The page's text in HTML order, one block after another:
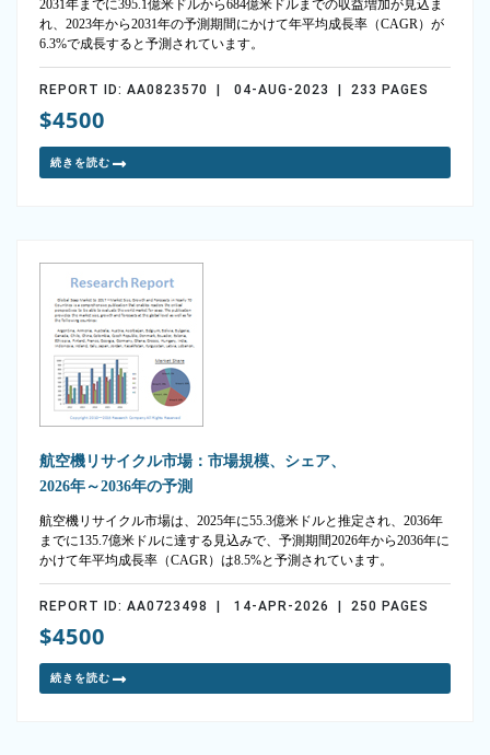
2031年までに395.1億米ドルから684億米ドルまでの収益増加が見込ま
れ、2023年から2031年の予測期間にかけて年平均成長率（CAGR）が
6.3%で成長すると予測されています。
REPORT ID: AA0823570 | 04-AUG-2023 | 233 PAGES
$4500
続きを読む
航空機リサイクル市場：市場規模、シェア、
2026年～2036年の予測
航空機リサイクル市場は、2025年に55.3億米ドルと推定され、2036年
までに135.7億米ドルに達する見込みで、予測期間2026年から2036年に
かけて年平均成長率（CAGR）は8.5%と予測されています。
REPORT ID: AA0723498 | 14-APR-2026 | 250 PAGES
$4500
続きを読む